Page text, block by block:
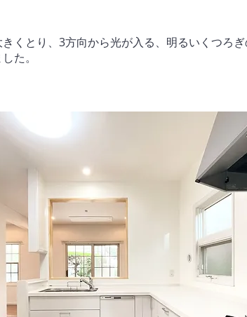
くとり、3方向から光が入る、明るいくつろ
た。